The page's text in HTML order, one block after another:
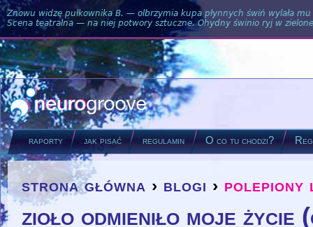
Znowu widzę pułkownika B. — olbrzymia kupa płynnych świń wylała
Scena teatralna — na niej potwory sztuczne. Ohydny świnio ryj w
raporty jak pisać regulamin O co tu chodzi?
you are here
strona główna › blogi ›
zioło odmieniło moje